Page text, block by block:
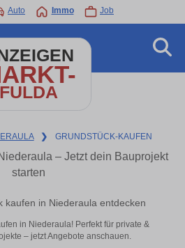
Auto Immo Job
FULDA
❯ GRUNDSTÜCK-KAUFEN
– Jetzt dein Bauprojekt
starten
kaufen in Niederaula entdecken
in Niederaula! Perfekt für private &
– jetzt Angebote anschauen.